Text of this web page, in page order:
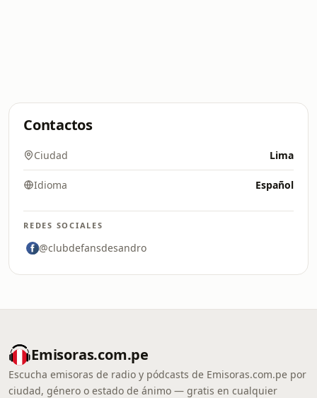
Contactos
Ciudad Lima
Idioma Español
REDES SOCIALES
@clubdefansdesandro
Emisoras.com.pe
Escucha emisoras de radio y pódcasts de Emisoras.com.pe por
ciudad, género o estado de ánimo — gratis en cualquier